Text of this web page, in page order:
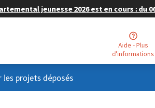
jeunesse 2026 est en cours : du
Aide - Plus
d'informations
les projets déposés